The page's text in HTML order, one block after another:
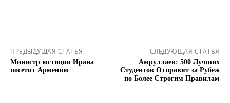
ПРЕДЫДУЩАЯ СТАТЬЯ
Министр юстиции Ирана
посетит Армению
СЛЕДУЮЩАЯ СТАТЬЯ
Амруллаев: 500 Лучших
Студентов Отправят за Рубеж
по Более Строгим Правилам